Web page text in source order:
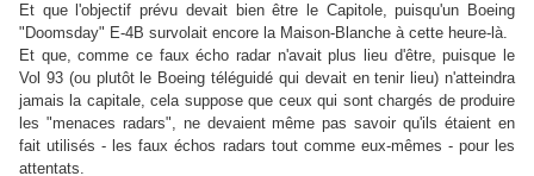
Et que l'objectif prévu devait bien être le Capitole, puisqu'un Boeing
"Doomsday" E-4B survolait encore la Maison-Blanche à cette heure-là.
Et que, comme ce faux écho radar n'avait plus lieu d'être, puisque le
Vol 93 (ou plutôt le Boeing téléguidé qui devait en tenir lieu) n'atteindra
jamais la capitale, cela suppose que ceux qui sont chargés de produire
les "menaces radars", ne devaient même pas savoir qu'ils étaient en
fait utilisés - les faux échos radars tout comme eux-mêmes - pour les
attentats.